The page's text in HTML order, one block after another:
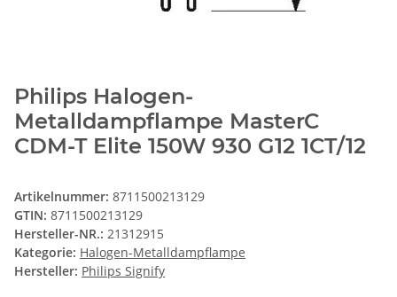
Philips Halogen-
Metalldampflampe MasterC
CDM-T Elite 150W 930 G12 1CT/12
Artikelnummer: 8711500213129
GTIN: 8711500213129
Hersteller-NR.: 21312915
Kategorie: Halogen-Metalldampflampe
Hersteller: Philips Signify